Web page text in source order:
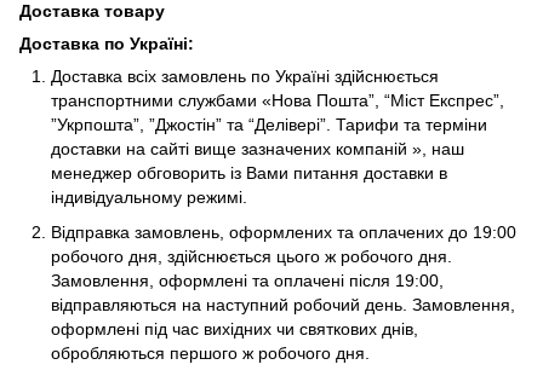
Доставка товару
Доставка по Україні:
Доставка всіх замовлень по Україні здійснюється
транспортними службами «Нова Пошта”, “Міст Експрес”,
”Укрпошта”, ”Джостін” та “Делівері”. Тарифи та терміни
доставки на сайті вище зазначених компаній », наш
менеджер обговорить із Вами питання доставки в
індивідуальному режимі.
Відправка замовлень, оформлених та оплачених до 19:00
робочого дня, здійснюється цього ж робочого дня.
Замовлення, оформлені та оплачені після 19:00,
відправляються на наступний робочий день. Замовлення,
оформлені під час вихідних чи святкових днів,
обробляються першого ж робочого дня.